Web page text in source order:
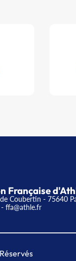
Française
Coubertin - 75640
- ffa@athle.fr